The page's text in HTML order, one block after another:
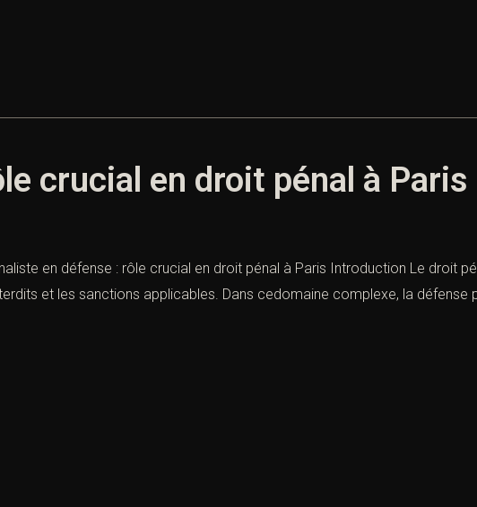
crucial en droit pénal à Paris
en défense : rôle crucial en droit pénal à Paris Introduction Le droit
et les sanctions applicables. Dans cedomaine complexe, la défense